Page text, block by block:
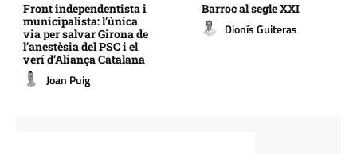
Front independentista i
municipalista: l’única
via per salvar Girona de
l’anestèsia del PSC i el
verí d’Aliança Catalana
Joan Puig
Barroc al segle XXI
Dionís Guiteras